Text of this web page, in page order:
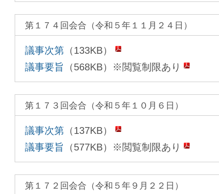
第１７４回会合（令和５年１１月２４日）
議事次第 （133KB）
議事要旨 （568KB）※閲覧制限あり
第１７３回会合（令和５年１０月６日）
議事次第 （137KB）
議事要旨 （577KB）※閲覧制限あり
第１７２回会合（令和５年９月２２日）